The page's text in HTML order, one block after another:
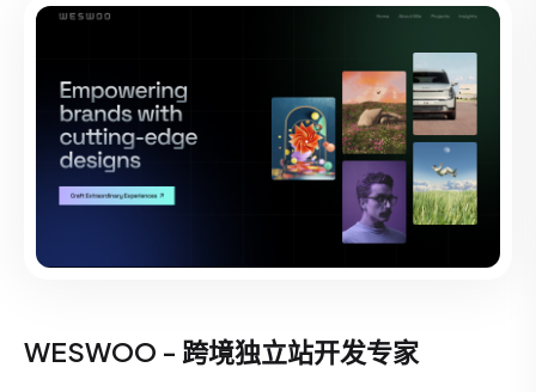
WESWOO - 跨境独立站开发专家